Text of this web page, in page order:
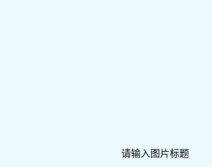
请输入图片标题